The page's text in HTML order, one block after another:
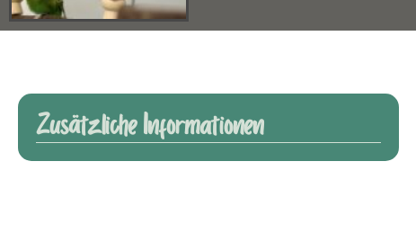
Zusätzliche Informationen